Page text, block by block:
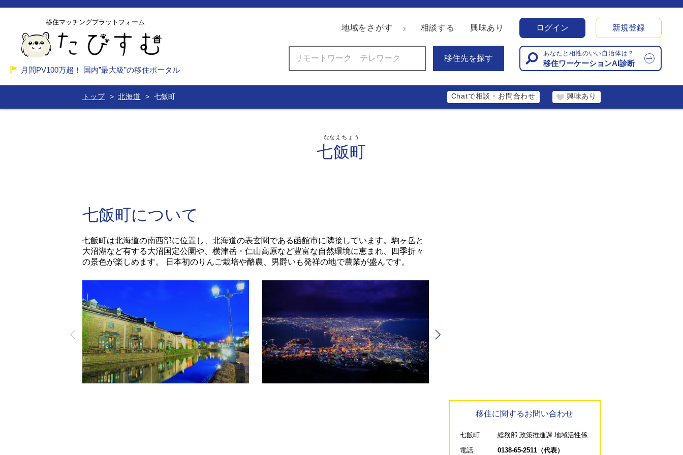
移住マッチングプラットフォーム
月間PV100万超！ 国内”最大級”の移住ポータル
地域をさがす 相談する 興味あり ログイン 新規登録
移住先を探す
あなたと相性のいい自治体は？
移住ワーケーションAI診断
トップ 北海道 七飯町 Chatで相談・お問合わせ 興味あり
七飯町
ななえちょう
七飯町について
七飯町は北海道の南西部に位置し、北海道の表玄関である函館市に隣接しています。駒ヶ岳と
大沼湖など有する大沼国定公園や、横津岳・仁山高原など豊富な自然環境に恵まれ、四季折々
の景色が楽しめます。 日本初のりんご栽培や酪農、男爵いも発祥の地で農業が盛んです。
移住に関するお問い合わせ
七飯町
総務部 政策推進課 地域活性係
電話
0138-65-2511（代表）